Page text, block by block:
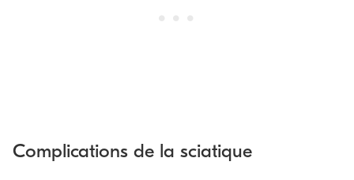
Complications de la sciatique